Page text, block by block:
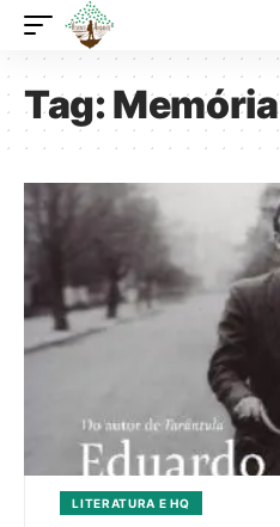
Tag:Memória
LITERATURA E HQ